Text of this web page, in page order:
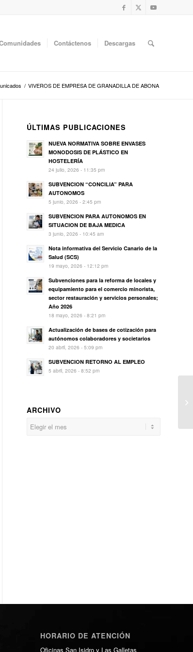
Contáctenos Descargas
/ VIVEROS DE EMPRESA DE GRANADILLA DE ABONA
ÚLTIMAS PUBLICACIONES
NUEVA NORMATIVA SOBRE ENVASES
MONODOSIS DE PLÁSTICO EN
HOSTELERÍA
24 julio, 2026 - 11:35 pm
SUBVENCION “CONCILIA” PARA
AUTONOMOS
5 junio, 2026 - 2:45 pm
SUBVENCION PARA AUTONOMOS EN
SITUACION DE BAJA MEDICA
3 junio, 2026 - 10:45 am
Nota informativa del Servicio Canario de la
Salud (SCS)
19 mayo, 2026 - 12:12 pm
Subvenciones para la reforma de locales y
equipamiento para el comercio minorista,
sector restauración y servicios personales;
Año 2026
18 mayo, 2026 - 8:21 pm
Actualización de bases de cotización para
autónomos colaboradores y societarios
20 abril, 2026 - 5:09 pm
SUBVENCION RETORNO AL EMPLEO
5 abril, 2026 - 8:52 pm
ARCHIVO
HORARIO DE ATENCIÓN
Oficinas San Isidro y Las Galletas